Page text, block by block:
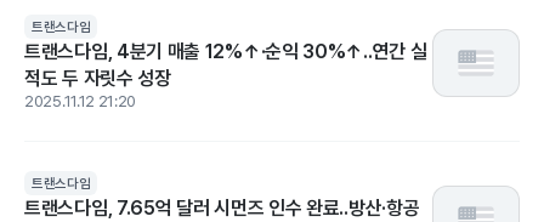
트랜스다임
트랜스다임, 4분기 매출 12%↑·순익 30%↑..연간 실
적도 두 자릿수 성장
2025.11.12 21:20
트랜스다임
트랜스다임, 7.65억 달러 시먼즈 인수 완료..방산·항공